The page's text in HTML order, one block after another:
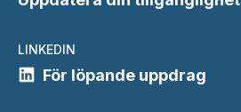
LINKEDIN
För löpande uppdrag